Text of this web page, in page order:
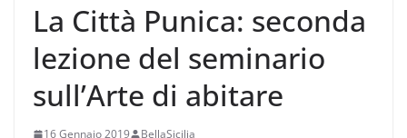
La Città Punica: seconda
lezione del seminario
sull’Arte di abitare
16 Gennaio 2019 BellaSicilia